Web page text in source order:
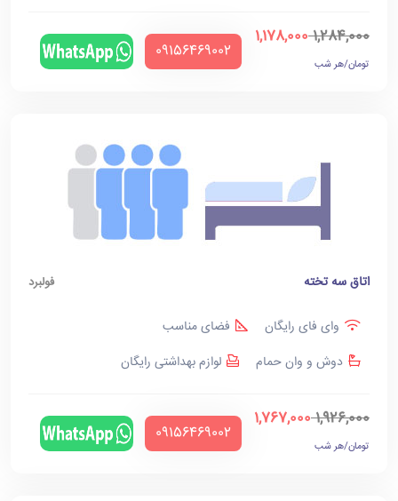
1,284,000
1,178,000
تومان/هر شب
‪09156469002‬
اتاق سه تخته فولبرد
وای فای رایگان
فضای مناسب
دوش و وان حمام
لوازم بهداشتی رایگان
1,926,000
1,767,000
تومان/هر شب
‪09156469002‬